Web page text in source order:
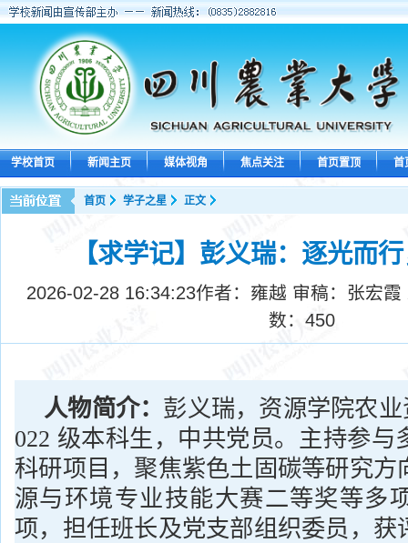
学校首页 新闻主页 媒体视角 焦点关注 首页置顶 首
首页 学子之星 正文
【求学记】彭义瑞：逐光而
2026-02-28 16:34:23作者：雍越 审稿：张宏
数： 450
人物简介： 彭义瑞，资源学院农
022 级本科生，中共党员。主持参与
科研项目，聚焦紫色土固碳等研究方
源与环境专业技能大赛二等奖等多
项，担任班长及党支部组织委员，获